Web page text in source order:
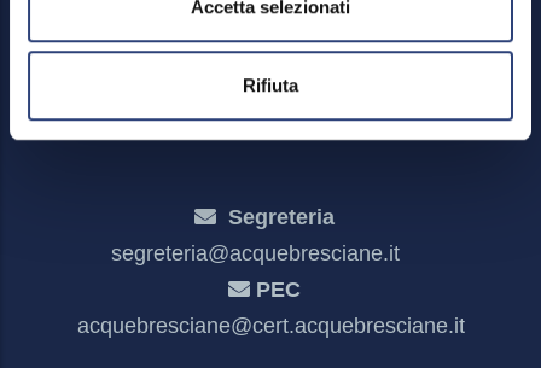
Accetta selezionati
Rifiuta
Dichiarazione di accessibilità
Segreteria
segreteria@acquebresciane.it
PEC
acquebresciane@cert.acquebresciane.it